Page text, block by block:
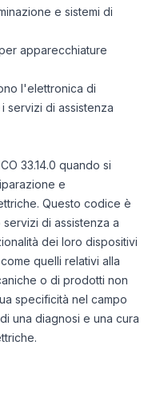
e sistemi di
apparecchiature
l'elettronica di
servizi di assistenza
33.14.0 quando si
e
Questo codice è
di assistenza a
dei loro dispositivi
quelli relativi alla
o di prodotti non
specificità nel campo
una diagnosi e una cura